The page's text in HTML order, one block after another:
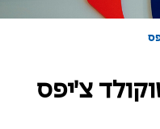
צ׳יפס